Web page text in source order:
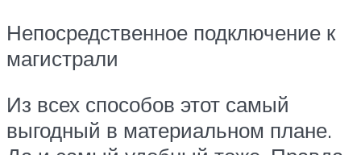
Непосредственное подключение к
магистрали
Из всех способов этот самый
выгодный в материальном плане.